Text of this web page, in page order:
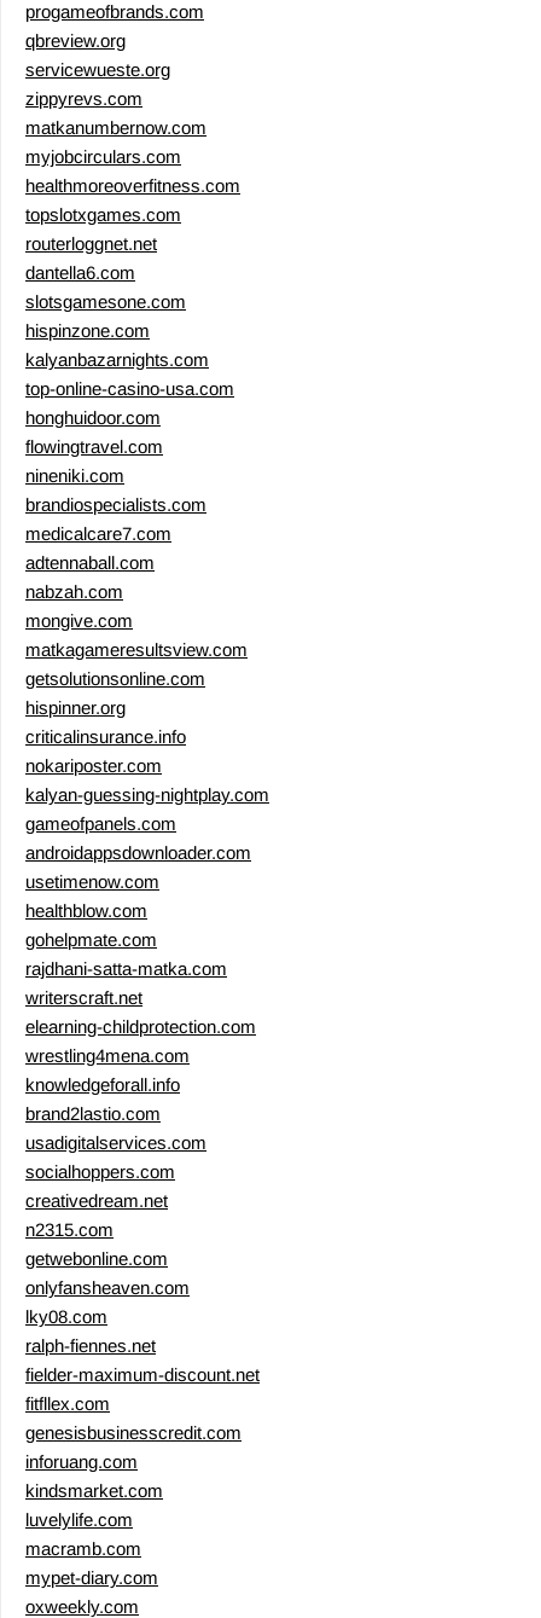
progameofbrands.com
qbreview.org
servicewueste.org
zippyrevs.com
matkanumbernow.com
myjobcirculars.com
healthmoreoverfitness.com
topslotxgames.com
routerloggnet.net
dantella6.com
slotsgamesone.com
hispinzone.com
kalyanbazarnights.com
top-online-casino-usa.com
honghuidoor.com
flowingtravel.com
nineniki.com
brandiospecialists.com
medicalcare7.com
adtennaball.com
nabzah.com
mongive.com
matkagameresultsview.com
getsolutionsonline.com
hispinner.org
criticalinsurance.info
nokariposter.com
kalyan-guessing-nightplay.com
gameofpanels.com
androidappsdownloader.com
usetimenow.com
healthblow.com
gohelpmate.com
rajdhani-satta-matka.com
writerscraft.net
elearning-childprotection.com
wrestling4mena.com
knowledgeforall.info
brand2lastio.com
usadigitalservices.com
socialhoppers.com
creativedream.net
n2315.com
getwebonline.com
onlyfansheaven.com
lky08.com
ralph-fiennes.net
fielder-maximum-discount.net
fitfllex.com
genesisbusinesscredit.com
inforuang.com
kindsmarket.com
luvelylife.com
macramb.com
mypet-diary.com
oxweekly.com